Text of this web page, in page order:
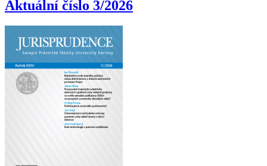
Aktuální číslo 3/2026